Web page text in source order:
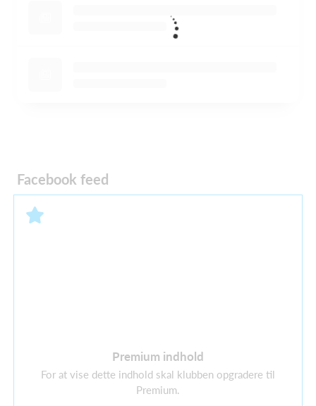
Facebook feed
Premium indhold
For at vise dette indhold skal klubben opgradere til
Premium.